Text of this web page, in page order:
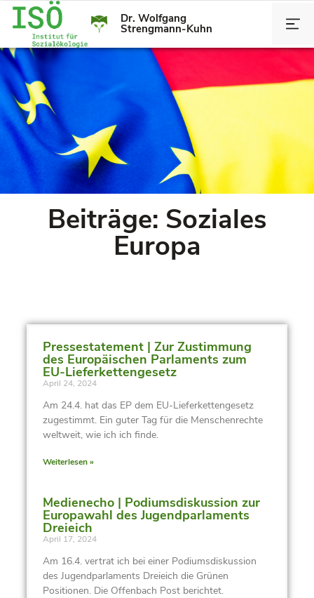
Dr. Wolfgang
Strengmann-Kuhn
Beiträge: Soziales
Europa
Pressestatement | Zur Zustimmung
des Europäischen Parlaments zum
EU-Lieferkettengesetz
April 24, 2024
Am 24.4. hat das EP dem EU-Lieferkettengesetz
zugestimmt. Ein guter Tag für die Menschenrechte
weltweit, wie ich ich finde.
Weiterlesen »
Medienecho | Podiumsdiskussion zur
Europawahl des Jugendparlaments
Dreieich
April 17, 2024
Am 16.4. vertrat ich bei einer Podiumsdiskussion
des Jugendparlaments Dreieich die Grünen
Positionen. Die Offenbach Post berichtet.